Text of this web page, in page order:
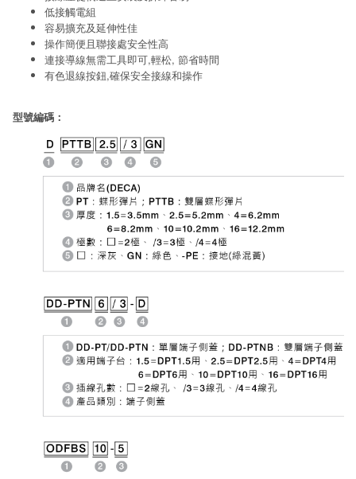
低接觸電組
容易擴充及延伸性佳
操作簡便且聯接處安全性高
連接導線無需工具即可,輕松, 節省時間
有色退線按鈕,確保安全接線和操作
型號編碼：